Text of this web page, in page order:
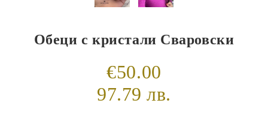
Обеци с кристали Сваровски
€50.00
97.79 лв.